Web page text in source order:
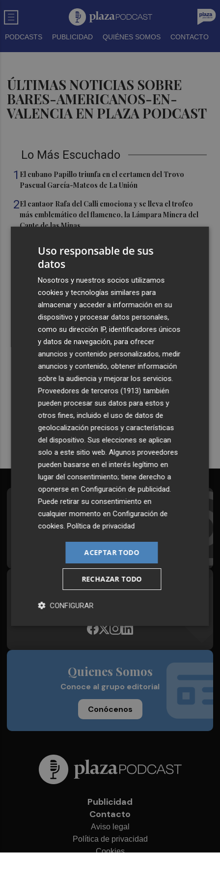
PODCASTS PUBLICIDAD QUIÉNES SOMOS CONTACTO
ÚLTIMAS NOTICIAS SOBRE
BARES-AMERICANOS-EN-
VALENCIA EN PLAZA PODCAST
Lo Más Escuchado
1 El cubano Papillo triunfa en el certamen del Trovo
Pascual García-Mateos de La Unión
2El cantaor Rafa del Calli emociona y se lleva el trofeo
más emblemático del flamenco, la Lámpara Minera del
Cante de las Minas
con una victoria contra el Galatasaray
Kiat Lim preside por primera vez un partido en Mestalla
Recibe toda la actualidad de
Plaza Podcast en tu correo
Quiero suscribirme
Suscríbete al Boletín
Todos los días a primera hora en tu email
Síguenos en redes
Plaza Podcast, desde cualquier medio
Quienes Somos
Conoce al grupo editorial
Conócenos
Publicidad
Contacto
Aviso legal
Política de privacidad
Cookies
Uso responsable de sus
datos
Nosotros y nuestros socios utilizamos
cookies y tecnologías similares para
almacenar y acceder a información en su
dispositivo y procesar datos personales,
como su dirección IP, identificadores únicos
y datos de navegación, para ofrecer
anuncios y contenido personalizados, medir
anuncios y contenido, obtener información
sobre la audiencia y mejorar los servicios.
Proveedores de terceros (1913) también
pueden procesar sus datos para estos y
otros fines, incluido el uso de datos de
geolocalización precisos y características
del dispositivo. Sus elecciones se aplican
solo a este sitio web. Algunos proveedores
pueden basarse en el interés legítimo en
lugar del consentimiento; tiene derecho a
oponerse enConfiguración de publicidad.
Puede retirar su consentimiento en
cualquier momento enConfiguración de
cookies.Política de privacidad
ACEPTAR TODO
RECHAZAR TODO
CONFIGURAR